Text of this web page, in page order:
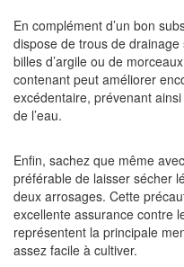
En complément d’un bon
dispose de trous de drainage
billes d’argile ou de
contenant peut améliorer
excédentaire, prévenant
de l’eau.
Enfin, sachez que même
préférable de laisser sécher
deux arrosages. Cette
excellente assurance contre
représentent la principale
assez facile à cultiver.